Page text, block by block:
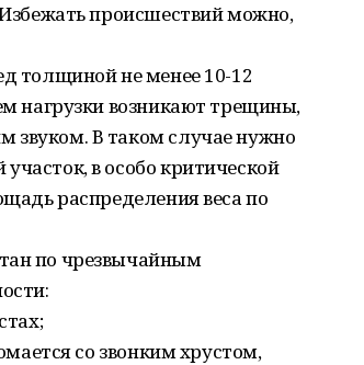
происшествий можно,
толщиной не менее 10-12
нагрузки возникают трещины,
звуком. В таком случае нужно
в особо критической
распределения веса по
по чрезвычайным
со звонким хрустом,